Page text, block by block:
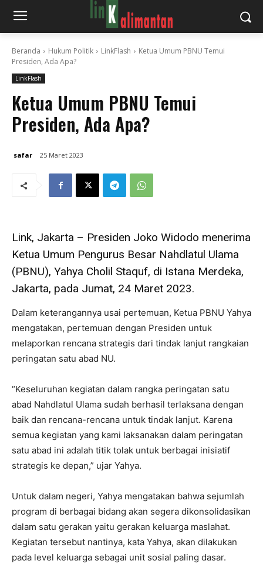
Beranda Hukum Politik LinkFlash
Ketua Umum PBNU Temui
Presiden, Ada Apa?
LinkFlash
Ketua Umum PBNU Temui
Presiden, Ada Apa?
safar 25 Maret 2023
Link, Jakarta – Presiden Joko Widodo menerima
Ketua Umum Pengurus Besar Nahdlatul Ulama
(PBNU), Yahya Cholil Staquf, di Istana Merdeka,
Jakarta, pada Jumat, 24 Maret 2023.
Dalam keterangannya usai pertemuan, Ketua PBNU Yahya
mengatakan, pertemuan dengan Presiden untuk
melaporkan rencana strategis dari tindak lanjut rangkaian
peringatan satu abad NU.
“Keseluruhan kegiatan dalam rangka peringatan satu
abad Nahdlatul Ulama sudah berhasil terlaksana dengan
baik dan rencana-rencana untuk tindak lanjut. Karena
semua kegiatan yang kami laksanakan dalam peringatan
satu abad ini adalah titik tolak untuk berbagai inisiatif
strategis ke depan,” ujar Yahya.
Untuk dalam negeri, Yahya mengatakan bahwa sejumlah
program di berbagai bidang akan segera dikonsolidasikan
dalam satu gerakan yaitu gerakan keluarga maslahat.
Kegiatan tersebut nantinya, kata Yahya, akan dilakukan
pada level keluarga sebagai unit sosial paling dasar.